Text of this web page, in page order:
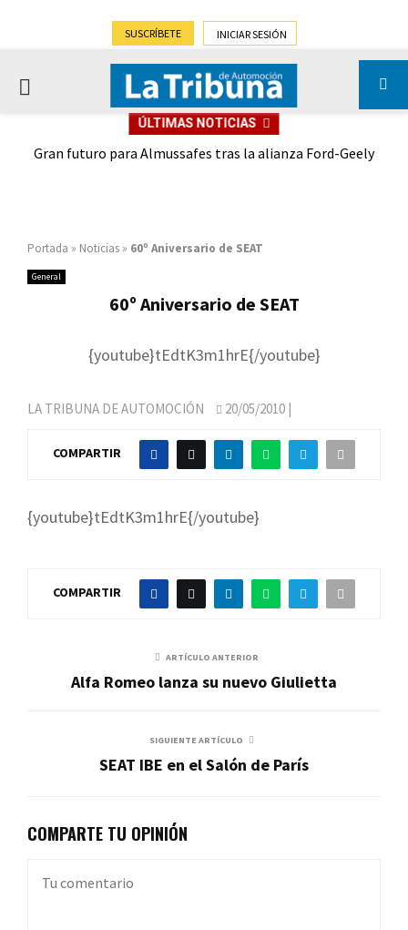
SUSCRÍBETE INICIAR SESIÓN
PRIMARY
ÚLTIMAS NOTICIAS
Gran futuro para Almussafes tras la alianza Ford-Geely
Portada » Noticias » 60º Aniversario de SEAT
General
60º Aniversario de SEAT
{youtube}tEdtK3m1hrE{/youtube}
LA TRIBUNA DE AUTOMOCIÓN 20/05/2010 |
COMPARTIR
{youtube}tEdtK3m1hrE{/youtube}
COMPARTIR
ARTÍCULO ANTERIOR
Alfa Romeo lanza su nuevo Giulietta
SIGUIENTE ARTÍCULO
SEAT IBE en el Salón de París
COMPARTE TU OPINIÓN